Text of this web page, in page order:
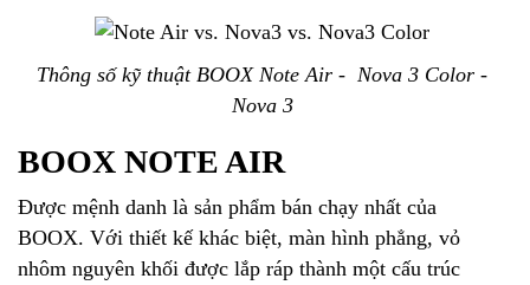
Thông số kỹ thuật BOOX Note Air - Nova 3 Color -
Nova 3
BOOX NOTE AIR
Được mệnh danh là sản phẩm bán chạy nhất của
BOOX. Với thiết kế khác biệt, màn hình phẳng, vỏ
nhôm nguyên khối được lắp ráp thành một cấu trúc